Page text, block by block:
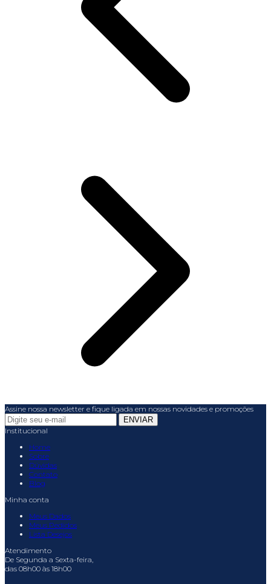
Assine nossa newsletter e fique ligada em nossas novidades e promoções
Institucional
Home
Sobre
Dúvidas
Contato
Blog
Minha conta
Meus Dados
Meus Pedidos
Lista Desejos
Atendimento
De Segunda a Sexta-feira,
das 08h00 às 18h00